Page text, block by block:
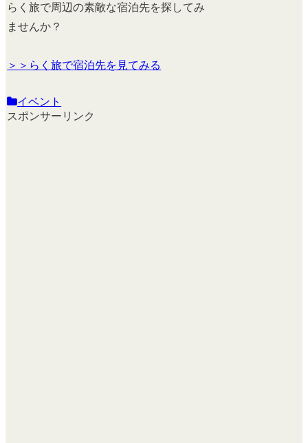
らく旅で周辺の素敵な宿泊先を探してみ
ませんか？
＞＞らく旅で宿泊先を見てみる
イベント
スポンサーリンク